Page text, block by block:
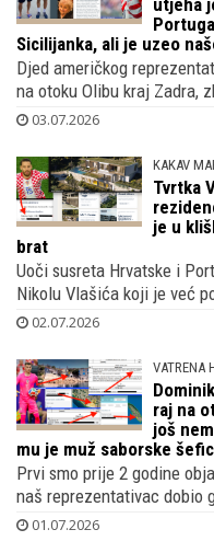
utjeha
Sicilijanka, ali je uzeo
Djed američkog
na otoku Olibu kraj Zadra,
03.07.2026
KAKAV
Tvrtka
je u
brat
Uoči susreta Hrvatske i
Nikolu Vlašića koji je već
02.07.2026
VATRENA
raj na
još
mu je muž saborske
Prvi smo prije 2 godine
naš reprezentativac dobio
01.07.2026